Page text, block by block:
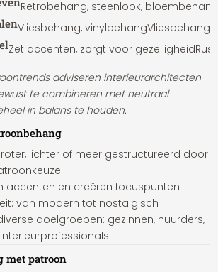
Retrobehang, steenlook, bloembehang
Vliesbehang, vinylbehangVliesbehang,
Zet accenten, zorgt voor gezelligheid
adviseren interieurarchitecten
te combineren met neutraal
in balans te houden.
lichter of meer gestructureerd door
accenten en creëren focuspunten
van modern tot nostalgisch
doelgroepen: gezinnen, huurders,
met patroon